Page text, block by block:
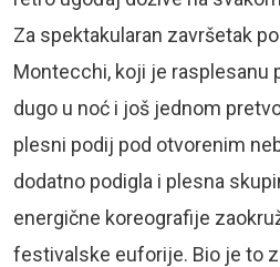
Za spektakularan završetak
Montecchi, koji je rasplesanu
dugo u noć i još jednom
plesni podij pod otvorenim
dodatno podigla i plesna
energične koreografije
festivalske euforije. Bio je to